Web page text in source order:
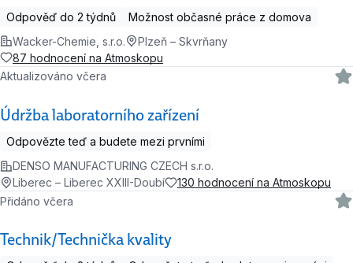
Odpověď do 2 týdnů
Možnost občasné práce z domova
Wacker-Chemie, s.r.o.
Plzeň – Skvrňany
87 hodnocení na Atmoskopu
Údržba laboratorního zařízení
Aktualizováno včera
Odpovězte teď a budete mezi prvními
DENSO MANUFACTURING CZECH s.r.o.
Liberec – Liberec XXIII-Doubí
130 hodnocení na Atmoskopu
Technik/Technička kvality
Přidáno včera